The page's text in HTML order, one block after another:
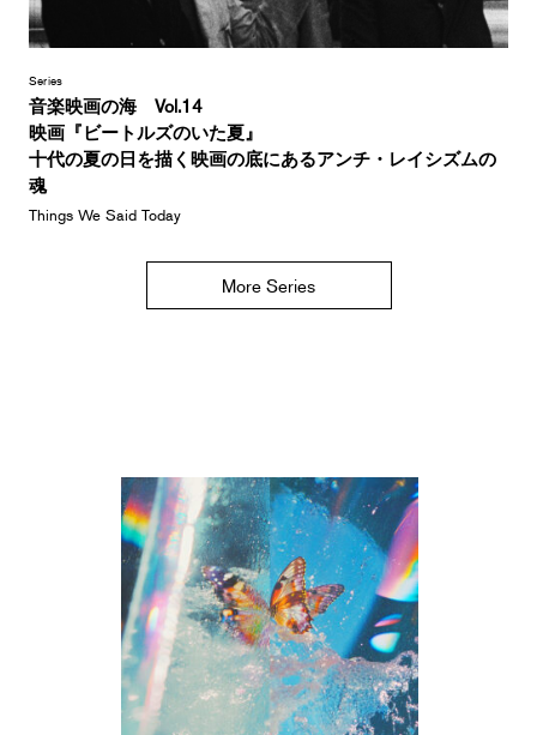
Series
音楽映画の海 Vol.14
映画『ビートルズのいた夏』
十代の夏の日を描く映画の底にあるアンチ・レイシズムの
魂
Things We Said Today
More Series